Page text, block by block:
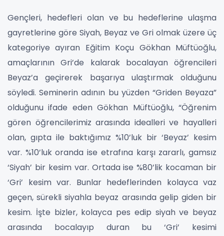
Gençleri, hedefleri olan ve bu hedeflerine ulaşma
gayretlerine göre Siyah, Beyaz ve Gri olmak üzere üç
kategoriye ayıran Eğitim Koçu Gökhan Müftüoğlu,
amaçlarının Gri’de kalarak bocalayan öğrencileri
Beyaz’a geçirerek başarıya ulaştırmak olduğunu
söyledi. Seminerin adının bu yüzden “Griden Beyaza”
olduğunu ifade eden Gökhan Müftüoğlu, “Öğrenim
gören öğrencilerimiz arasında idealleri ve hayalleri
olan, gıpta ile baktığımız %10’luk bir ‘Beyaz’ kesim
var. %10’luk oranda ise etrafına karşı zararlı, gamsız
‘Siyah’ bir kesim var. Ortada ise %80’lik kocaman bir
‘Gri’ kesim var. Bunlar hedeflerinden kolayca vaz
geçen, sürekli siyahla beyaz arasında gelip giden bir
kesim. İşte bizler, kolayca pes edip siyah ve beyaz
arasında bocalayıp duran bu ‘Gri’ kesimi